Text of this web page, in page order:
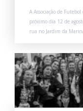
A Associação de
próximo dia 12 de
rua no Jardim da